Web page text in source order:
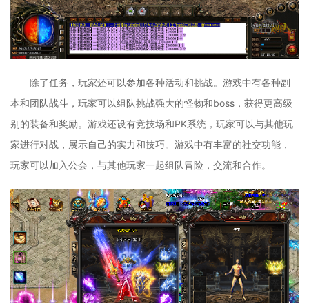
除了任务，玩家还可以参加各种活动和挑战。游戏中有各种副
本和团队战斗，玩家可以组队挑战强大的怪物和boss，获得更高级
别的装备和奖励。游戏还设有竞技场和PK系统，玩家可以与其他玩
家进行对战，展示自己的实力和技巧。游戏中有丰富的社交功能，
玩家可以加入公会，与其他玩家一起组队冒险，交流和合作。